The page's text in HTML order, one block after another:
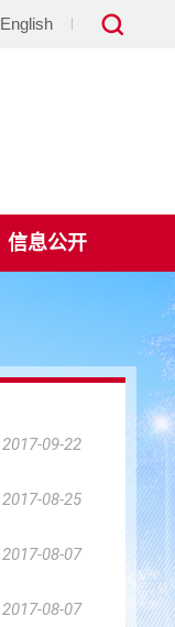
English
信息公开
2017-09-22
2017-08-25
2017-08-07
2017-08-07